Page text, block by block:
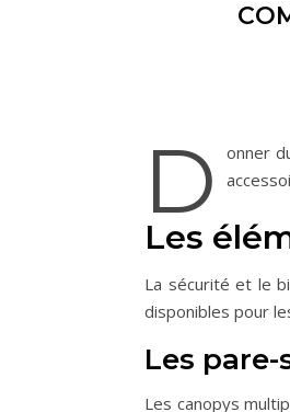
D
onner
Les
La sécurité et le
disponibles pour
Les
Les canopys